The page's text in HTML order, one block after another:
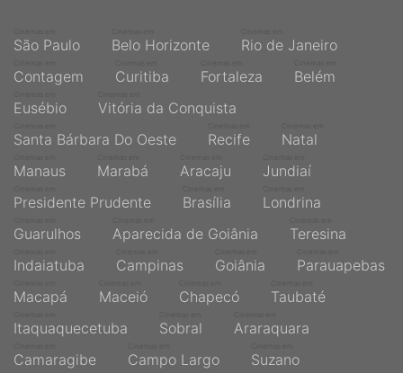
São Paulo Belo Horizonte Rio de Janeiro
Contagem Curitiba Fortaleza Belém
Eusébio Vitória da Conquista
Santa Bárbara Do Oeste Recife Natal
Manaus Marabá Aracaju Jundiaí
Presidente Prudente Brasília Londrina
Guarulhos Aparecida de Goiânia Teresina
Indaiatuba Campinas Goiânia Parauapebas
Macapá Maceió Chapecó Taubaté
Itaquaquecetuba Sobral Araraquara
Camaragibe Campo Largo Suzano